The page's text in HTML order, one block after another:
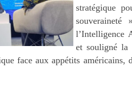
stratégique
et souligné la
face aux appétits américains,